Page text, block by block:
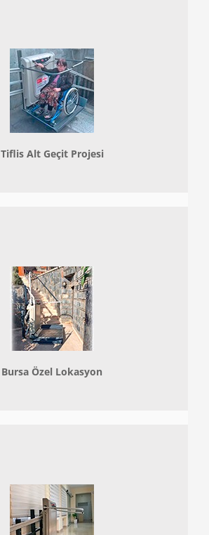
Tiflis Alt Geçit Projesi
Bursa Özel Lokasyon